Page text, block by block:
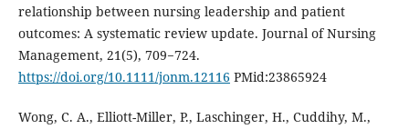
relationship between nursing leadership and patient
outcomes: A systematic review update. Journal of Nursing
Management, 21(5), 709−724.
https://doi.org/10.1111/jonm.12116 PMid:23865924
Wong, C. A., Elliott-Miller, P., Laschinger, H., Cuddihy, M.,